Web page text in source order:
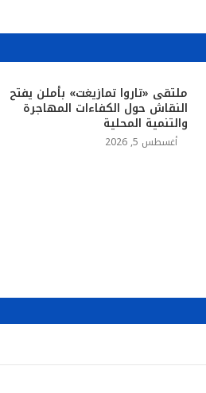
ملتقى «تاروا تمازيغت» بأملن يفتح
النقاش حول الكفاءات المهاجرة
والتنمية المحلية
أغسطس 5, 2026